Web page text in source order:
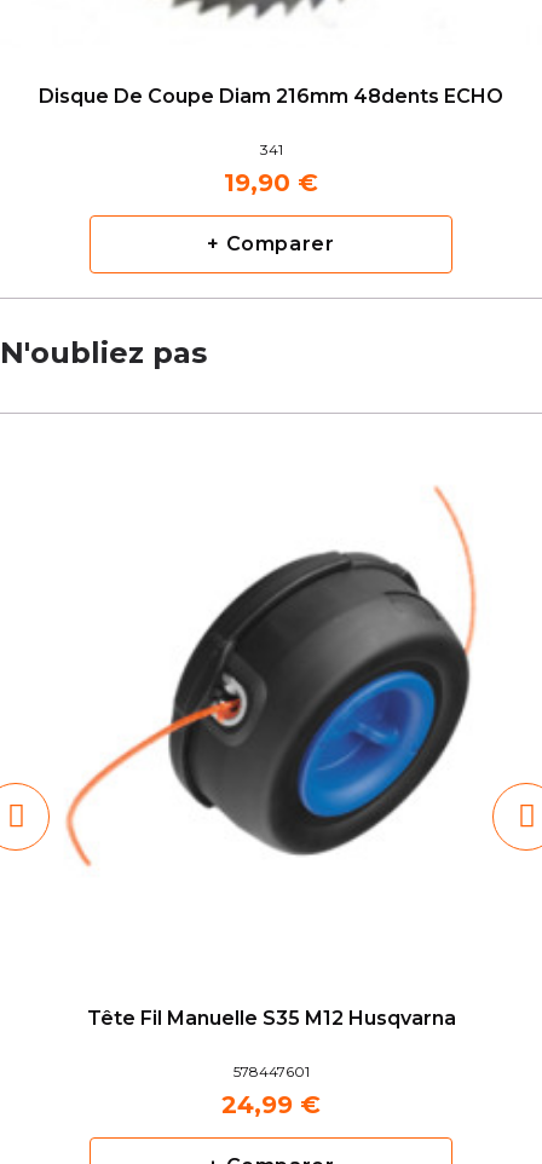
Disque De Coupe Diam 216mm 48dents ECHO
341
19,90 €
+ Comparer
N'oubliez pas
Tête Fil Manuelle S35 M12 Husqvarna
578447601
24,99 €